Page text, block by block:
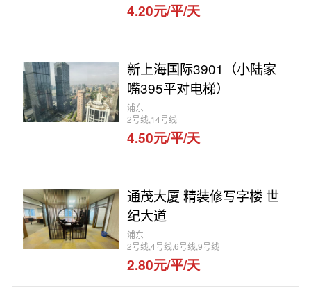
4.20元/平/天
新上海国际3901（小陆家
嘴395平对电梯）
浦东
2号线,14号线
4.50元/平/天
通茂大厦 精装修写字楼 世
纪大道
浦东
2号线,4号线,6号线,9号线
2.80元/平/天